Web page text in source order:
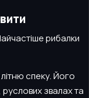
рибалки
спеку. Його
звалах та